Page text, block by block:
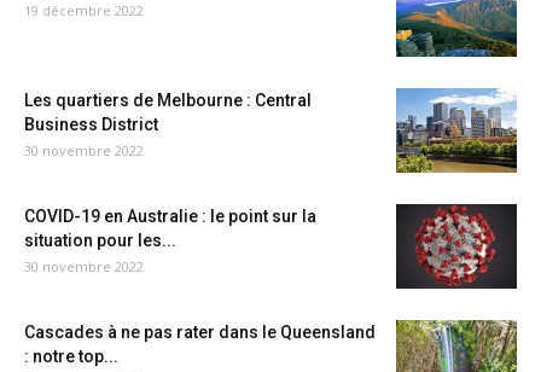
19 décembre 2022
Les quartiers de Melbourne : Central
Business District
30 novembre 2022
COVID-19 en Australie : le point sur la
situation pour les...
30 novembre 2022
Cascades à ne pas rater dans le Queensland
: notre top...